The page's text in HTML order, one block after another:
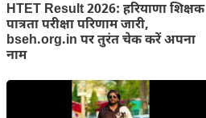
HTET Result 2026: हरियाणा शिक्षक
पात्रता परीक्षा परिणाम जारी,
bseh.org.in पर तुरंत चेक करें अपना
नाम